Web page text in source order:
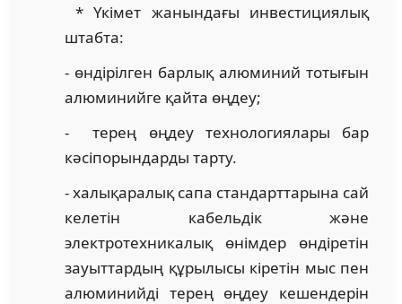
* Үкімет жанындағы инвестициялық
штабта:
- өндірілген барлық алюминий тотығын
алюминийге қайта өңдеу;
- терең өңдеу технологиялары бар
кәсіпорындарды тарту.
- халықаралық сапа стандарттарына сай
келетін кабельдік және
электротехникалық өнімдер өндіретін
зауыттардың құрылысы кіретін мыс пен
алюминийді терең өңдеу кешендерін